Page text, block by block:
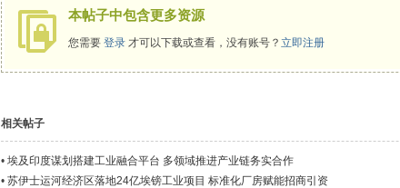
本帖子中包含更多资源
您需要 登录 才可以下载或查看，没有账号？ 立即注册
相关帖子
• 埃及印度谋划搭建工业融合平台 多领域推进产业链务实合作
• 苏伊士运河经济区落地24亿埃镑工业项目 标准化厂房赋能招商引资